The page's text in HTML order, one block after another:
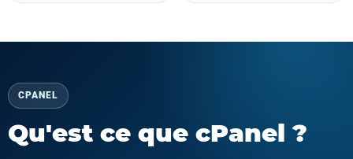
CPANEL
Qu'est ce que cPanel ?